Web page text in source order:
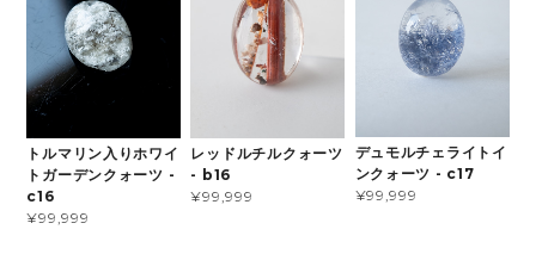
トルマリン入りホワイ
トガーデンクォーツ -
c16
¥99,999
レッドルチルクォーツ
- b16
¥99,999
デュモルチェライトイ
ンクォーツ - c17
¥99,999